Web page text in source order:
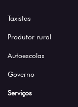
Taxistas
Produtor rural
Autoescolas
Governo
Serviços